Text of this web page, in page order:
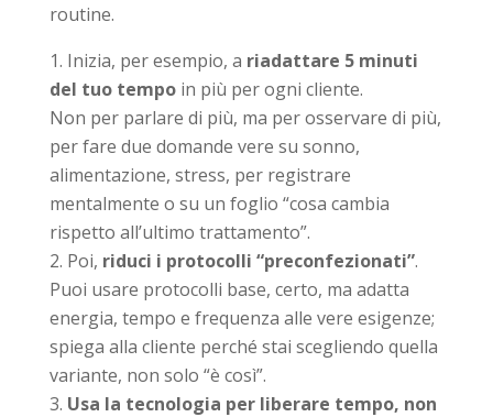
routine.
Inizia, per esempio, a riadattare 5 minuti
del tuo tempoin più per ogni cliente.
Non per parlare di più, ma per osservare di più,
per fare due domande vere su sonno,
alimentazione, stress, per registrare
mentalmente o su un foglio “cosa cambia
rispetto all’ultimo trattamento”.
Poi, riduci i protocolli “preconfezionati”.
Puoi usare protocolli base, certo, ma adatta
energia, tempo e frequenza alle vere esigenze;
spiega alla cliente perché stai scegliendo quella
variante, non solo “è così”.
Usa la tecnologia per liberare tempo, non